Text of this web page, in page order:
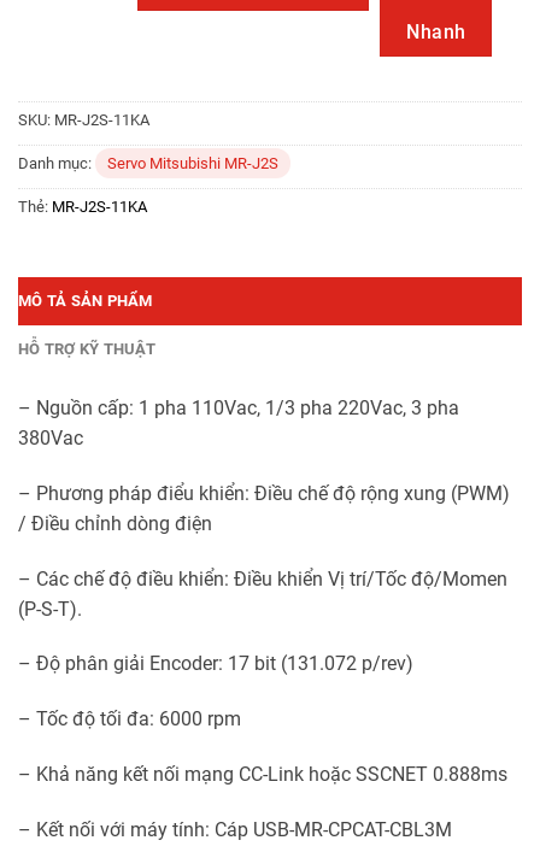
Nhanh
SKU: MR-J2S-11KA
Danh mục: Servo Mitsubishi MR-J2S
Thẻ: MR-J2S-11KA
MÔ TẢ SẢN PHẨM
HỖ TRỢ KỸ THUẬT
– Nguồn cấp: 1 pha 110Vac, 1/3 pha 220Vac, 3 pha
380Vac
– Phương pháp điểu khiển: Điều chế độ rộng xung (PWM)
/ Điều chỉnh dòng điện
– Các chế độ điều khiển: Điều khiển Vị trí/Tốc độ/Momen
(P-S-T).
– Độ phân giải Encoder: 17 bit (131.072 p/rev)
– Tốc độ tối đa: 6000 rpm
– Khả năng kết nối mạng CC-Link hoặc SSCNET 0.888ms
– Kết nối với máy tính: Cáp USB-MR-CPCAT-CBL3M